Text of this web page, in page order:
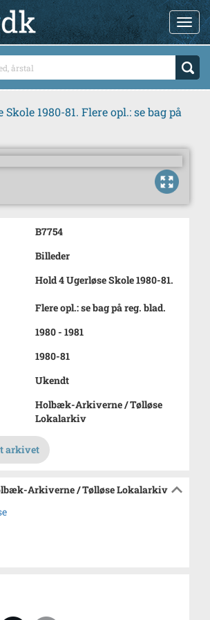
1980-81. Flere opl.: se bag på
B7754
Billeder
Hold 4 Ugerløse Skole 1980-81.
Flere opl.: se bag på reg. blad.
1980 - 1981
1980-81
Ukendt
Holbæk-Arkiverne / Tølløse
Lokalarkiv
arkivet
Arkiverne / Tølløse Lokalarkiv